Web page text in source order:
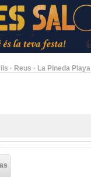
· Reus · La Pineda Playa